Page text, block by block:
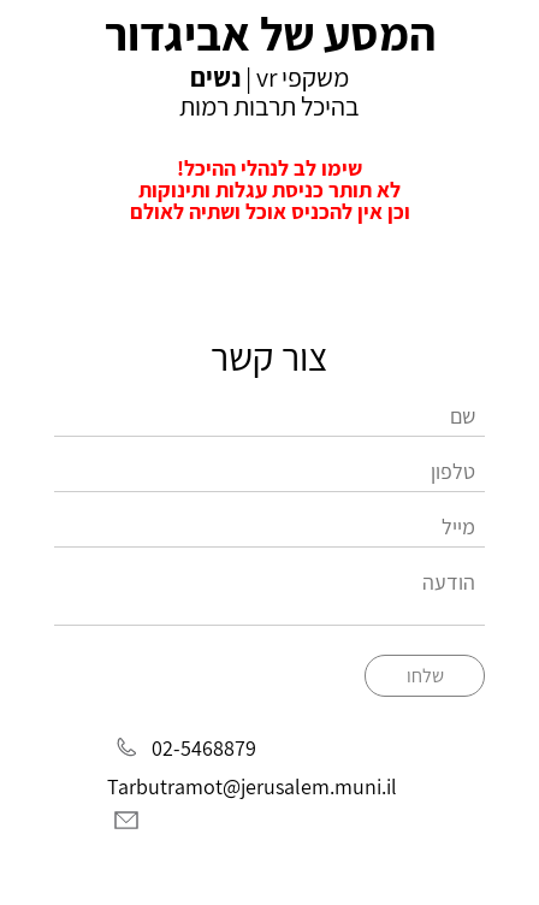
המסע של אביגדור
משקפי vr |
נשים
בהיכל תרבות רמות
שימו לב לנהלי ההיכל!
לא תותר כניסת עגלות ותינוקות
וכן אין להכניס אוכל ושתיה לאולם
צור קשר
שלחו
02-5468879
Tarbutramot@jerusalem.muni.il